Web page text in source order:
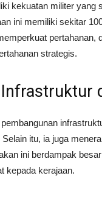
kekuatan militer
ini memiliki sekitar
pertahanan,
strategis.
itu, ia juga
ini berdampak
kepada kerajaan.